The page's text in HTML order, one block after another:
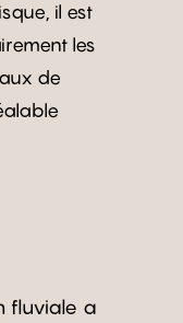
il est
les
de
fluviale a